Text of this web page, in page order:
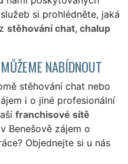
si prohlédněte, jaká
stěhování chat, chalup
NABÍDNOUT
stěhování chat nebo
i o jiné profesionální
franchisové sítě
Benešově zájem o
Objednejte si u nás